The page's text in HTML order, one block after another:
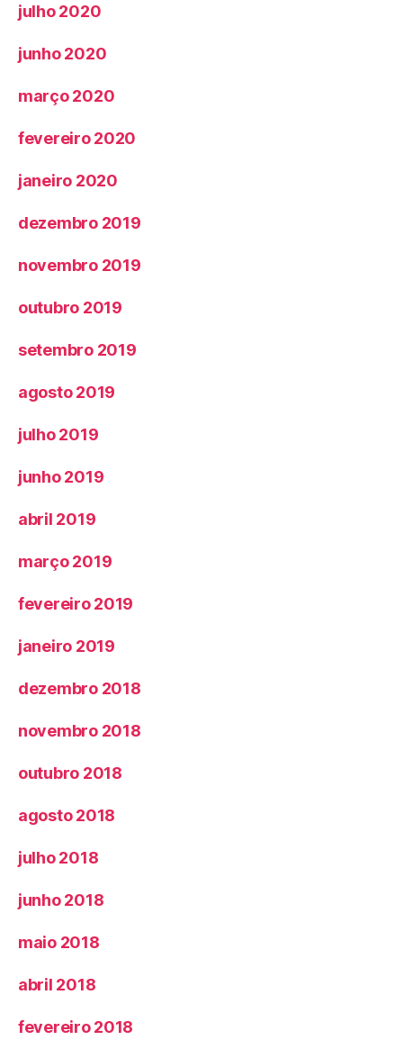
julho 2020
junho 2020
março 2020
fevereiro 2020
janeiro 2020
dezembro 2019
novembro 2019
outubro 2019
setembro 2019
agosto 2019
julho 2019
junho 2019
abril 2019
março 2019
fevereiro 2019
janeiro 2019
dezembro 2018
novembro 2018
outubro 2018
agosto 2018
julho 2018
junho 2018
maio 2018
abril 2018
fevereiro 2018